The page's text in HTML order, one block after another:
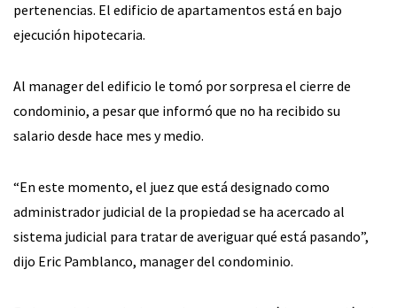
pertenencias. El edificio de apartamentos está en bajo
ejecución hipotecaria.
Al manager del edificio le tomó por sorpresa el cierre de
condominio, a pesar que informó que no ha recibido su
salario desde hace mes y medio.
“En este momento, el juez que está designado como
administrador judicial de la propiedad se ha acercado al
sistema judicial para tratar de averiguar qué está pasando”,
dijo Eric Pamblanco, manager del condominio.